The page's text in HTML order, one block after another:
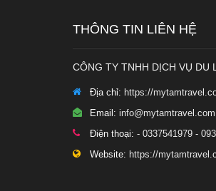
THÔNG TIN LIÊN HỆ
CÔNG TY TNHH DỊCH VỤ DU
Địa chỉ: https://
Email: info@mytamtravel.com
Điện thoại: - 0337541979 -
Website: https://